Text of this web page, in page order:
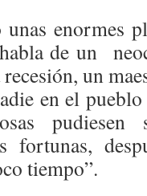
enormes
de un
un
en el
fortunas,
tiempo”.